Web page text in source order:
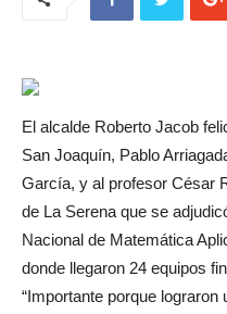
El alcalde Roberto Jacob
San Joaquín, Pablo
García, y al profesor César
de La Serena que se
Nacional de Matemática
donde llegaron 24 equipos
“Importante porque